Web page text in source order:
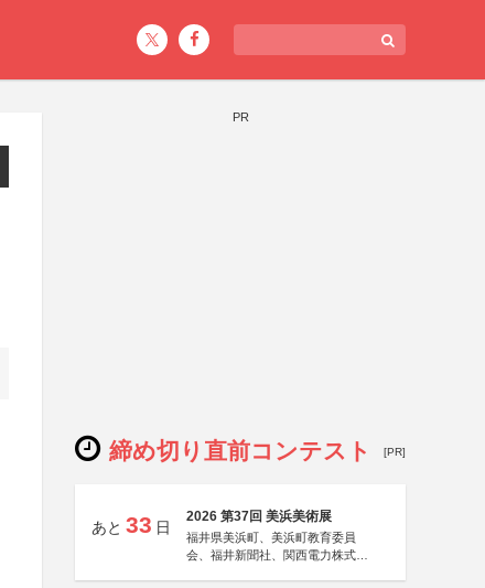
PR
締め切り直前コンテスト [PR]
あと 33 日
2026 第37回 美浜美術展
福井県美浜町、美浜町教育委員
会、福井新聞社、関西電力株式会